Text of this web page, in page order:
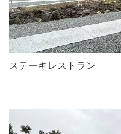
ステーキレストラン